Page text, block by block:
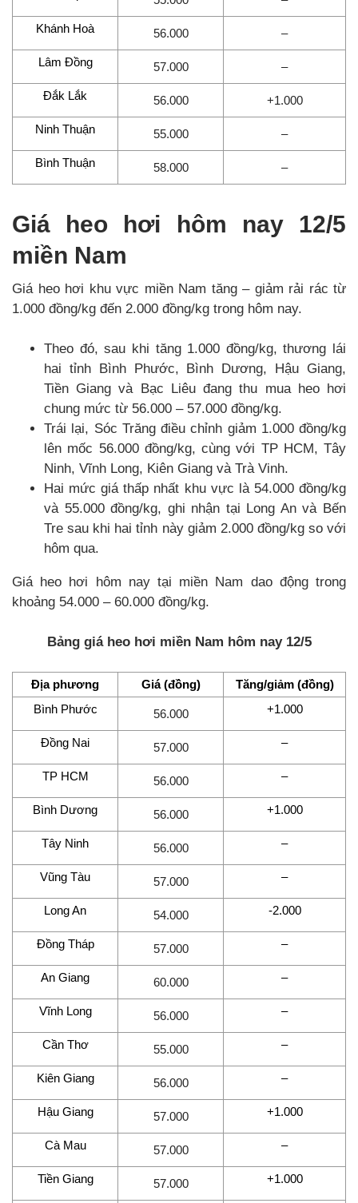
Khánh Hoà 56.000 –
Lâm Đồng 57.000 –
Đắk Lắk 56.000 +1.000
Ninh Thuận 55.000 –
Bình Thuận 58.000 –
Giá heo hơi hôm nay 12/5
miền Nam
Giá heo hơi khu vực miền Nam tăng – giảm rải rác từ
1.000 đồng/kg đến 2.000 đồng/kg trong hôm nay.
Theo đó, sau khi tăng 1.000 đồng/kg, thương lái
hai tỉnh Bình Phước, Bình Dương, Hậu Giang,
Tiền Giang và Bạc Liêu đang thu mua heo hơi
chung mức từ 56.000 – 57.000 đồng/kg.
Trái lại, Sóc Trăng điều chỉnh giảm 1.000 đồng/kg
lên mốc 56.000 đồng/kg, cùng với TP HCM, Tây
Ninh, Vĩnh Long, Kiên Giang và Trà Vinh.
Hai mức giá thấp nhất khu vực là 54.000 đồng/kg
và 55.000 đồng/kg, ghi nhận tại Long An và Bến
Tre sau khi hai tỉnh này giảm 2.000 đồng/kg so với
hôm qua.
Giá heo hơi hôm nay tại miền Nam dao động trong
khoảng 54.000 – 60.000 đồng/kg.
Bảng giá heo hơi miền Nam hôm nay 12/5
Địa phương Giá (đồng)
Tăng/giảm (đồng)
Bình Phước
56.000 +1.000
Đồng Nai 57.000 –
TP HCM 56.000 –
Bình Dương 56.000 +1.000
Tây Ninh 56.000 –
Vũng Tàu 57.000 –
Long An 54.000 -2.000
Đồng Tháp 57.000 –
An Giang 60.000 –
Vĩnh Long 56.000 –
Cần Thơ 55.000 –
Kiên Giang 56.000 –
Hậu Giang 57.000 +1.000
Cà Mau 57.000 –
Tiền Giang 57.000 +1.000